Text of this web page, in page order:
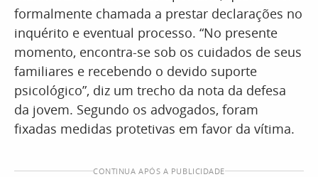
formalmente chamada a prestar declarações no
inquérito e eventual processo. “No presente
momento, encontra-se sob os cuidados de seus
familiares e recebendo o devido suporte
psicológico”, diz um trecho da nota da defesa
da jovem. Segundo os advogados, foram
fixadas medidas protetivas em favor da vítima.
CONTINUA APÓS A PUBLICIDADE